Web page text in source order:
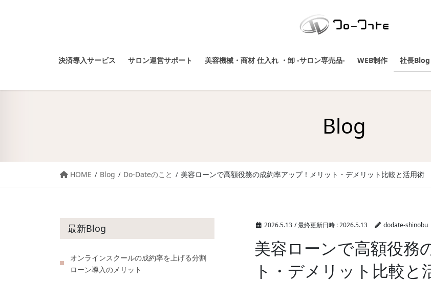
決済導入サービス サロン運営サポート 美容機械・商材 仕入れ ・卸 -サロン専売品- WEB制作 社長Blog
Blog
HOME Blog Do-Dateのこと 美容ローンで高額役務の成約率アップ！メリット・デメリット比較と活用術
2026.5.13 / 最終更新日時 :2026.5.13 dodate-shinobu
美容ローンで高額役務
ト・デメリット比較と
最新Blog
オンラインスクールの成約率を上げる分割
ローン導入のメリット